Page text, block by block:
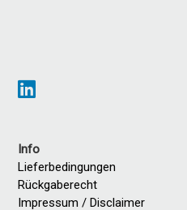
Info
Lieferbedingungen
Rückgaberecht
Impressum / Disclaimer